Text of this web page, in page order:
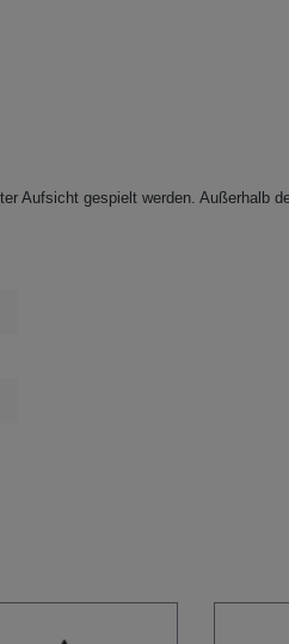
Aufsicht gespielt werden. Außerhalb